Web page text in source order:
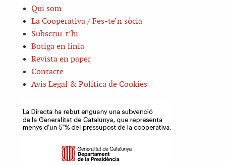
Qui som
La Cooperativa / Fes-te’n sòcia
Subscriu-t’hi
Botiga en línia
Revista en paper
Contacte
Avis Legal & Política de Cookies